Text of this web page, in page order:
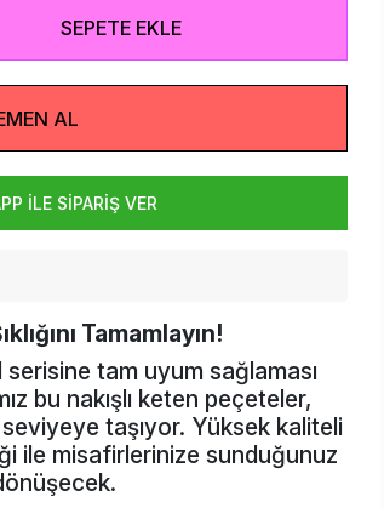
SEPETE EKLE
AL
İLE SİPARİŞ VER
Tamamlayın!
tam uyum sağlaması
bu nakışlı keten peçeteler,
seviyeye taşıyor. Yüksek kaliteli
ile misafirlerinize sunduğunuz